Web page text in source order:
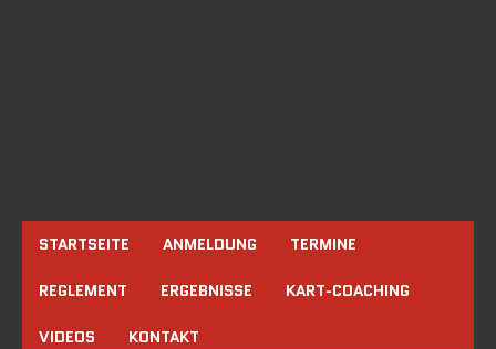
STARTSEITE ANMELDUNG TERMINE
REGLEMENT ERGEBNISSE KART-COACHING
VIDEOS KONTAKT